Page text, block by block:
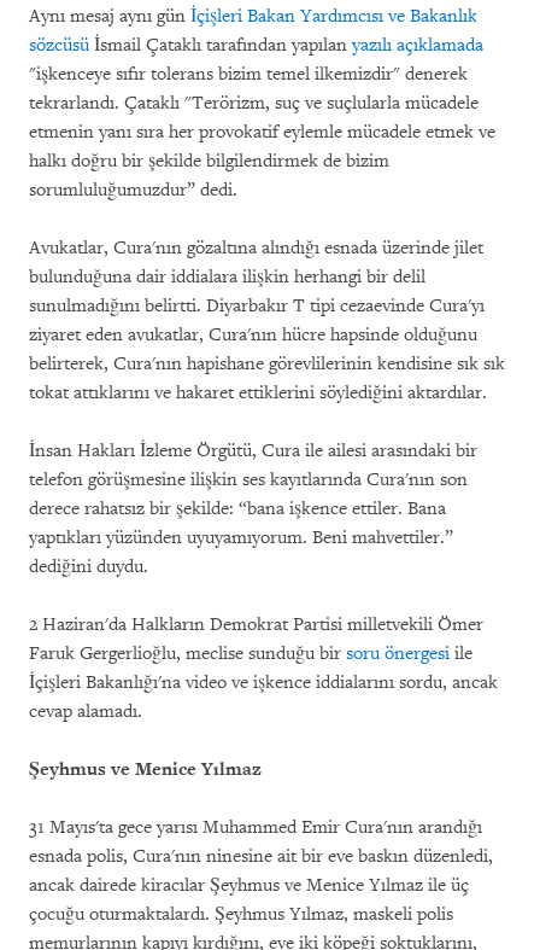
Aynı mesaj aynı gün İçişleri Bakan Yardımcısı ve Bakanlık
sözcüsüİsmail Çataklı tarafından yapılanyazılı açıklamada
"işkenceye sıfır tolerans bizim temel ilkemizdir" denerek
tekrarlandı. Çataklı "Terörizm, suç ve suçlularla mücadele
etmenin yanı sıra her provokatif eylemle mücadele etmek ve
halkı doğru bir şekilde bilgilendirmek de bizim
sorumluluğumuzdur” dedi.
Avukatlar, Cura'nın gözaltına alındığı esnada üzerinde jilet
bulunduğuna dair iddialara ilişkin herhangi bir delil
sunulmadığını belirtti. Diyarbakır T tipi cezaevinde Cura'yı
ziyaret eden avukatlar, Cura'nın hücre hapsinde olduğunu
belirterek, Cura'nın hapishane görevlilerinin kendisine sık sık
tokat attıklarını ve hakaret ettiklerini söylediğini aktardılar.
İnsan Hakları İzleme Örgütü, Cura ile ailesi arasındaki bir
telefon görüşmesine ilişkin ses kayıtlarında Cura'nın son
derece rahatsız bir şekilde: “bana işkence ettiler. Bana
yaptıkları yüzünden uyuyamıyorum. Beni mahvettiler.”
dediğini duydu.
2 Haziran'da Halkların Demokrat Partisi milletvekili Ömer
Faruk Gergerlioğlu, meclise sunduğu bir soru önergesi ile
İçişleri Bakanlığı'na video ve işkence iddialarını sordu, ancak
cevap alamadı.
Şeyhmus ve Menice Yılmaz
31 Mayıs'ta gece yarısı Muhammed Emir Cura'nın arandığı
esnada polis, Cura'nın ninesine ait bir eve baskın düzenledi,
ancak dairede kiracılar Şeyhmus ve Menice Yılmaz ile üç
çocuğu oturmaktalardı. Şeyhmus Yılmaz, maskeli polis
memurlarının kapıyı kırdığını, eve iki köpeği soktuklarını,